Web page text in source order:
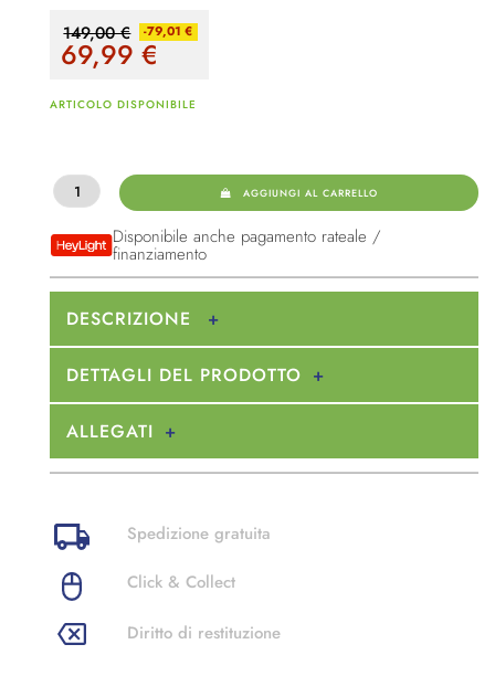
149,00 € -79,01 €
69,99€
ARTICOLO DISPONIBILE
AGGIUNGI AL CARRELLO
Disponibile anche pagamento rateale /
finanziamento
DESCRIZIONE
DETTAGLI DEL PRODOTTO
ALLEGATI
Spedizione gratuita
Click & Collect
Diritto di restituzione